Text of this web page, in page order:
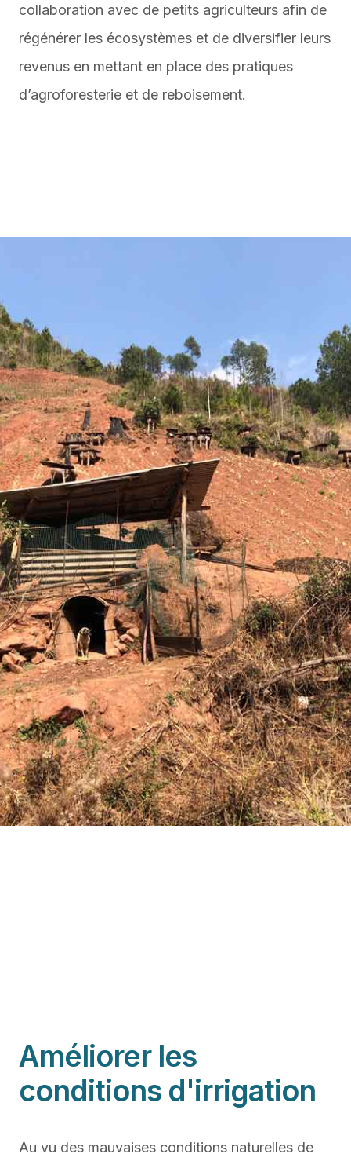
collaboration avec de petits agriculteurs afin de
régénérer les écosystèmes et de diversifier leurs
revenus en mettant en place des pratiques
d’agroforesterie et de reboisement.
Améliorer les
conditions d'irrigation
Au vu des mauvaises conditions naturelles de